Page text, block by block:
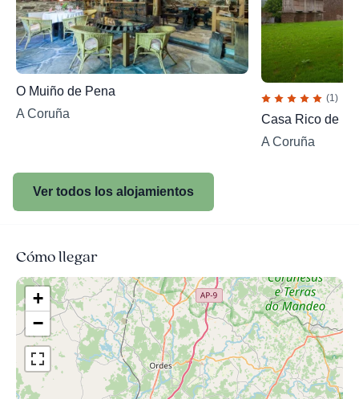
O Muiño de Pena
A Coruña
(1)
Casa Rico de
A Coruña
Ver todos los alojamientos
Cómo llegar
+
−